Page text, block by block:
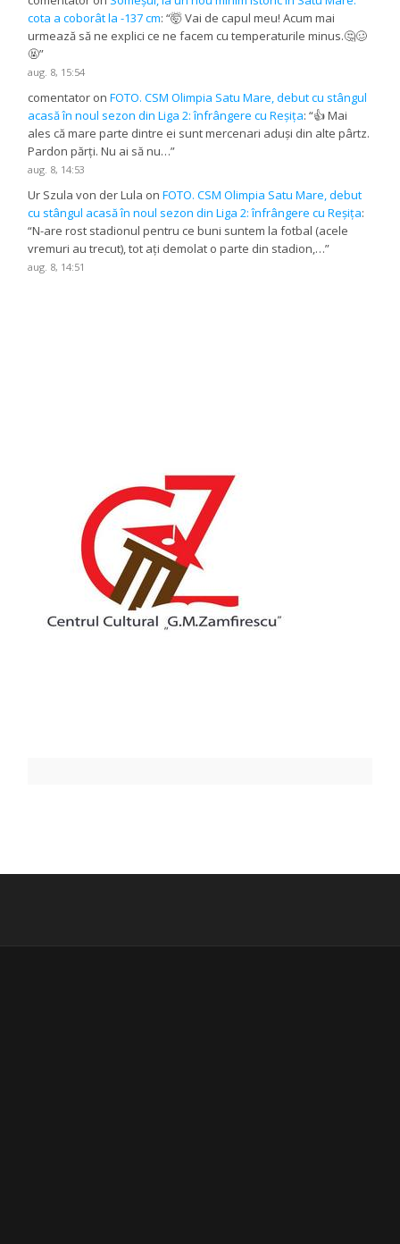
cota a coborât la -137 cm: “🤯 Vai de capul meu! Acum mai
urmează să ne explici ce ne facem cu temperaturile minus.🤔🥴
🤬”
aug. 8, 15:54
comentator onFOTO. CSM Olimpia Satu Mare, debut cu stângul
acasă în noul sezon din Liga 2: înfrângere cu Reșița: “👍 Mai
ales că mare parte dintre ei sunt mercenari aduși din alte pârtz.
Pardon părți. Nu ai să nu…”
aug. 8, 14:53
Ur Szula von der Lula onFOTO. CSM Olimpia Satu Mare, debut
cu stângul acasă în noul sezon din Liga 2: înfrângere cu Reșița:
“N-are rost stadionul pentru ce buni suntem la fotbal (acele
vremuri au trecut), tot ați demolat o parte din stadion,…”
aug. 8, 14:51